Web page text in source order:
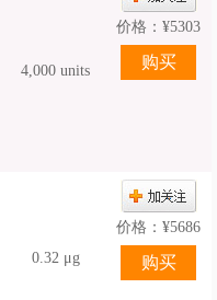
4,000 units
价格： ¥5303
0.32 μg
价格： ¥5686